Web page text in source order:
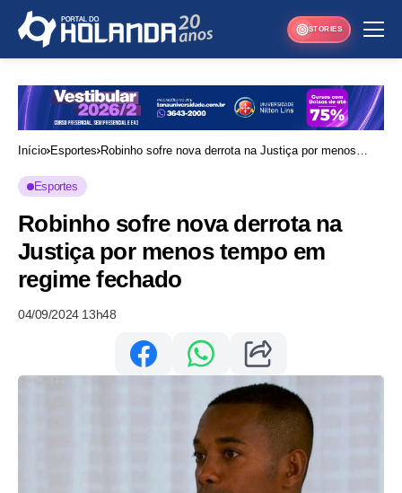
STORIES
Início Esportes Robinho sofre nova derrota na Justiça por menos
Esportes
Robinho sofre nova derrota na
Justiça por menos tempo em
regime fechado
04/09/2024 13h48